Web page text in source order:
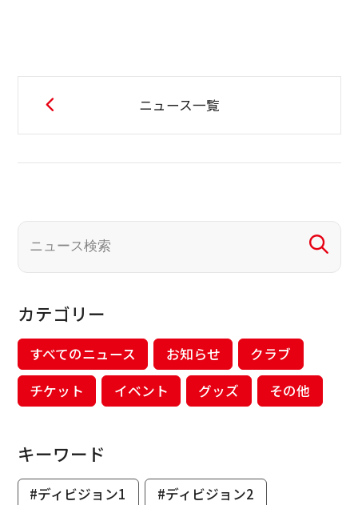
ニュース一覧
カテゴリー
すべてのニュース お知らせ
クラブ
チケット
イベント グッズ その他
キーワード
#ディビジョン1
#ディビジョン2